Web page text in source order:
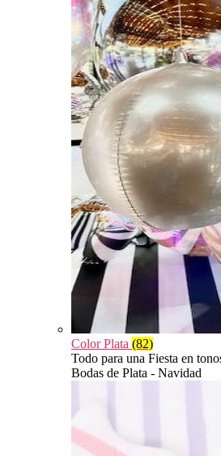
Color Plata (82)
Todo para una Fiesta en
Bodas de Plata - Navidad